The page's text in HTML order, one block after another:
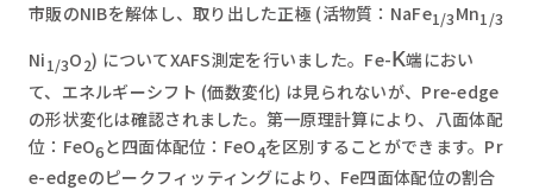
市販のNIBを解体し、取り出した正極 (活物質：NaFe1/3Mn1/3
Ni1/3O2) についてXAFS測定を行いました。Fe-κ端におい
て、エネルギーシフト (価数変化) は見られないが、Pre-edge
の形状変化は確認されました。第一原理計算により、八面体配
位：FeO6と四面体配位：FeO4を区別することができます。Pr
e-edgeのピークフィッティングにより、Fe四面体配位の割合